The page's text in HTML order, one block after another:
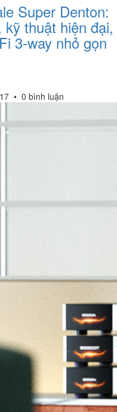
Super Denton:
thuật hiện đại,
3-way nhỏ gọn
• 0 bình luận